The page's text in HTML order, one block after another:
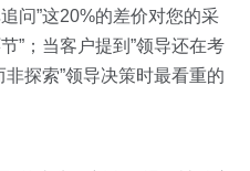
问”这20%的差价对您的采
”；当客户提到”领导还在考
探索”领导决策时最看重的